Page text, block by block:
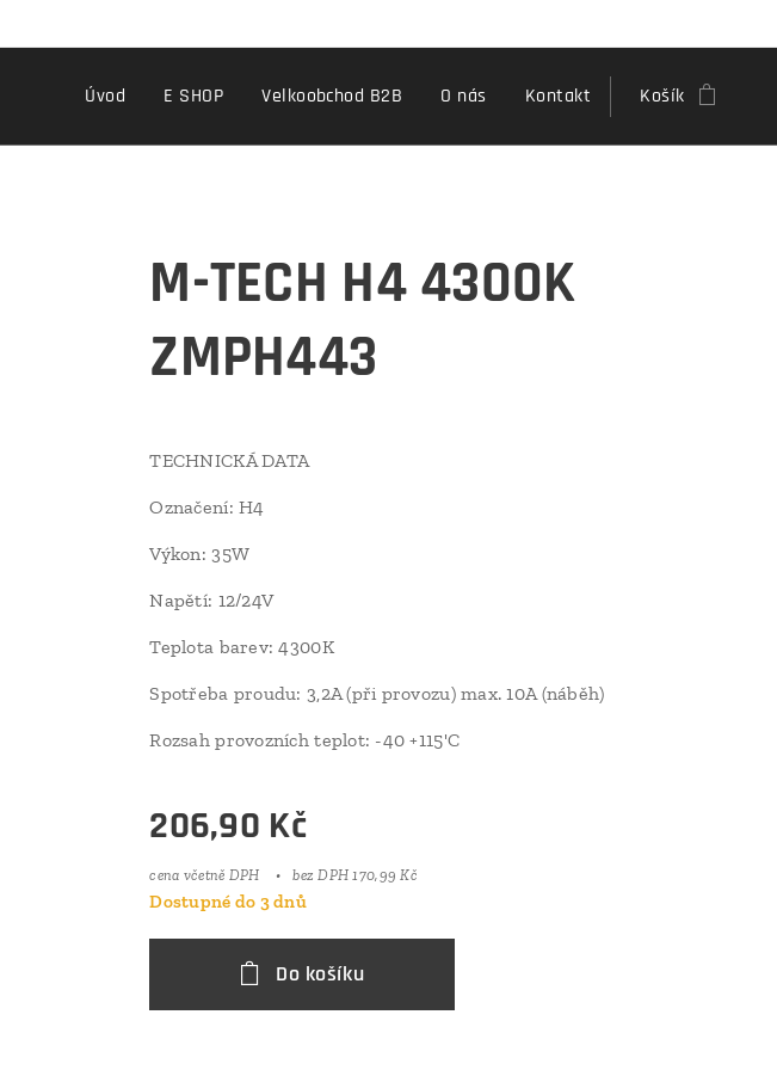
Úvod E SHOP Velkoobchod B2B O nás Kontakt Košík
M-TECH H4 4300K
ZMPH443
TECHNICKÁ DATA
Označení: H4
Výkon: 35W
Napětí: 12/24V
Teplota barev: 4300K
Spotřeba proudu: 3,2A (při provozu) max. 10A (náběh)
Rozsah provozních teplot: -40 +115'C
206,90 Kč
cena včetně DPH bez DPH 170,99 Kč
Dostupné do 3 dnů
Do košíku